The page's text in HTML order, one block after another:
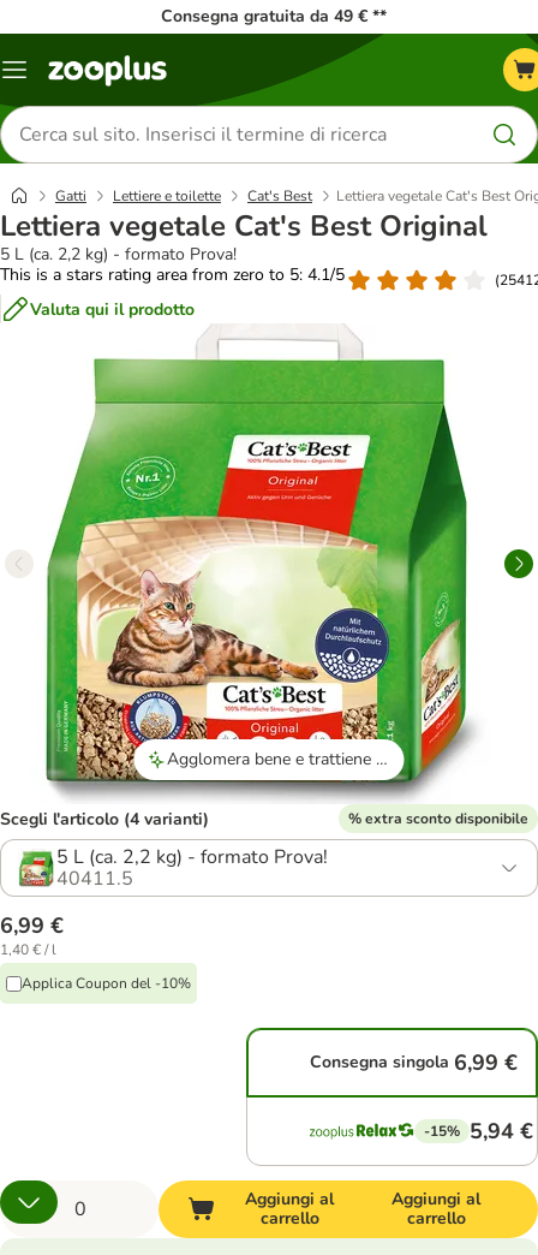
Consegna gratuita da 49 € **
Overview
Cerca
prodotti
Gatti Lettiere e toilette Cat's Best Lettiera vegetale Cat's Best
Lettiera vegetale Cat's Best Original
5 L (ca. 2,2 kg) - formato Prova!
This is a stars rating area from zero to 5: 4.1/5
(
Valuta qui il prodotto
Agglomera bene e trattiene gli odori.
Scegli l'articolo (4 varianti) % extra sconto disponibile
5 L (ca. 2,2 kg) - formato Prova!
40411.5
6,99 €
1,40 € / l
Applica Coupon del -10%
Consegna singola 6,99 €
-15% 5,94 €
Aggiungi al
carrello
Aggiungi al
carrello